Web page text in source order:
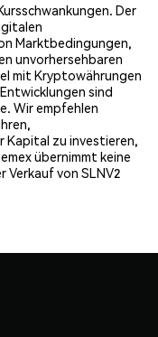
Der
Marktbedingungen,
unvorhersehbaren
mit Kryptowährungen
sind
Wir empfehlen
Kapital zu investieren,
übernimmt keine
von SLNV2